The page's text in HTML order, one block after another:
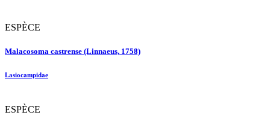
ESPÈCE
Malacosoma castrense (Linnaeus, 1758)
Lasiocampidae
ESPÈCE